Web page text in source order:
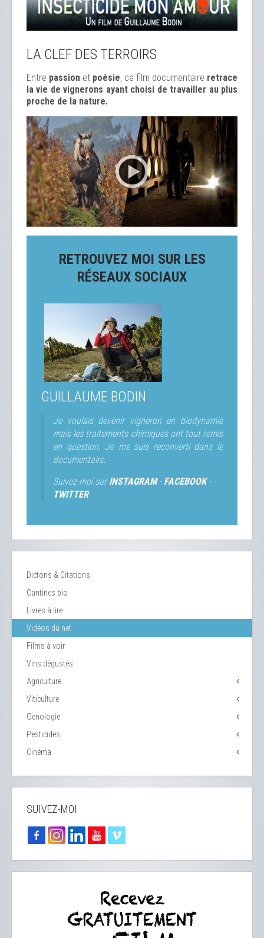
LA CLEF DES TERROIRS
Entre passion et poésie, ce film documentaire retrace
la vie de vignerons ayant choisi de travailler au plus
proche de la nature.
RETROUVEZ MOI SUR LES
RÉSEAUX SOCIAUX
GUILLAUME BODIN
Je voulais devenir vigneron en biodynamie
mais les traitements chimiques ont tout remis
en question. Je me suis reconverti dans le
documentaire.
Suivez-moi surINSTAGRAM- FACEBOOK-
TWITTER
Dictons & Citations
Cantines bio
Livres à lire
Vidéos du net
Films à voir
Vins dégustés
Agriculture
Viticulture
Oenologie
Pesticides
Cinéma
SUIVEZ-MOI